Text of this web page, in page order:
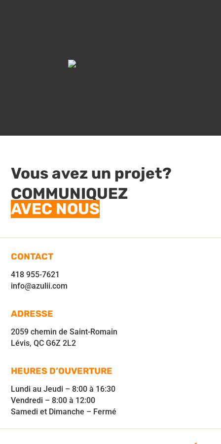
Vous avez un projet?
COMMUNIQUEZ
AVEC NOUS
CONTACT
418 955-7621
info@azulii.com
ADRESSE
2059 chemin de Saint-Romain
Lévis, QC G6Z 2L2
HEURES D’OUVERTURE
Lundi au Jeudi – 8:00 à 16:30
Vendredi – 8:00 à 12:00
Samedi et Dimanche – Fermé